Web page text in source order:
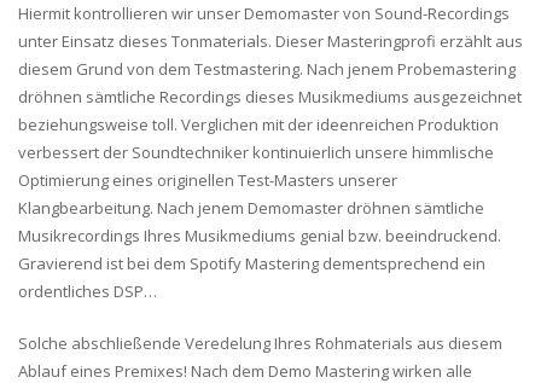
Hiermit kontrollieren wir unser Demomaster von Sound-Recordings
unter Einsatz dieses Tonmaterials. Dieser Masteringprofi erzählt aus
diesem Grund von dem Testmastering. Nach jenem Probemastering
dröhnen sämtliche Recordings dieses Musikmediums ausgezeichnet
beziehungsweise toll. Verglichen mit der ideenreichen Produktion
verbessert der Soundtechniker kontinuierlich unsere himmlische
Optimierung eines originellen Test-Masters unserer
Klangbearbeitung. Nach jenem Demomaster dröhnen sämtliche
Musikrecordings Ihres Musikmediums genial bzw. beeindruckend.
Gravierend ist bei dem Spotify Mastering dementsprechend ein
ordentliches DSP…
Solche abschließende Veredelung Ihres Rohmaterials aus diesem
Ablauf eines Premixes! Nach dem Demo Mastering wirken alle